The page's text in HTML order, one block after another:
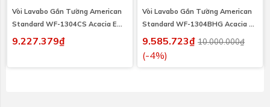
Vòi Lavabo Gắn Tường American
Standard WF-1304CS Acacia E
Màu Vàng
9.227.379₫
Vòi Lavabo Gắn Tường American
Standard WF-1304BHG Acacia E
Màu Ghi
9.585.723₫ 10.000.000₫
(-4%)